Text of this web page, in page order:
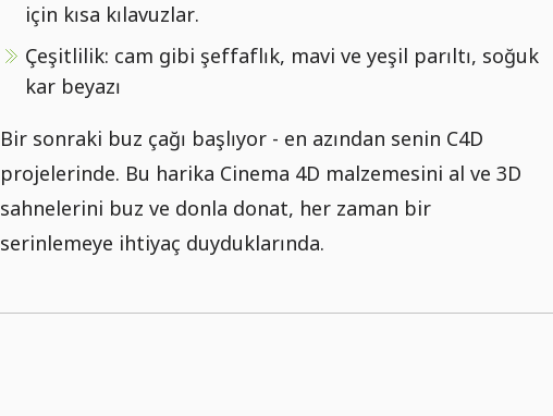
için kısa kılavuzlar.
Çeşitlilik: cam gibi şeffaflık, mavi ve yeşil parıltı, soğuk
kar beyazı
Bir sonraki buz çağı başlıyor - en azından senin C4D
projelerinde. Bu harika Cinema 4D malzemesini al ve 3D
sahnelerini buz ve donla donat, her zaman bir
serinlemeye ihtiyaç duyduklarında.